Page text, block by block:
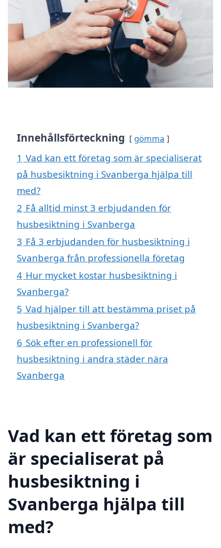
Innehållsförteckning gömma
1 Vad kan ett företag som är specialiserat
på husbesiktning i Svanberga hjälpa till
med?
2 Få alltid minst 3 erbjudanden för
husbesiktning i Svanberga
3 Få 3 erbjudanden för husbesiktning i
Svanberga från professionella företag
4 Hur mycket kostar husbesiktning i
Svanberga?
5 Vad hjälper till att bestämma priset på
husbesiktning i Svanberga?
6 Sök efter en professionell för
husbesiktning i andra städer nära
Svanberga
Vad kan ett företag som
är specialiserat på
husbesiktning i
Svanberga hjälpa till
med?